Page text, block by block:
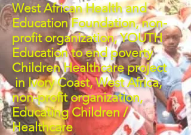
West African Health and
Education Foundation, non-
profit organization, YOUTH
Education to end poverty
Children Healthcare project
in Ivory Coast, West Africa,
non-profit organization,
Educating Children /
Healthcare